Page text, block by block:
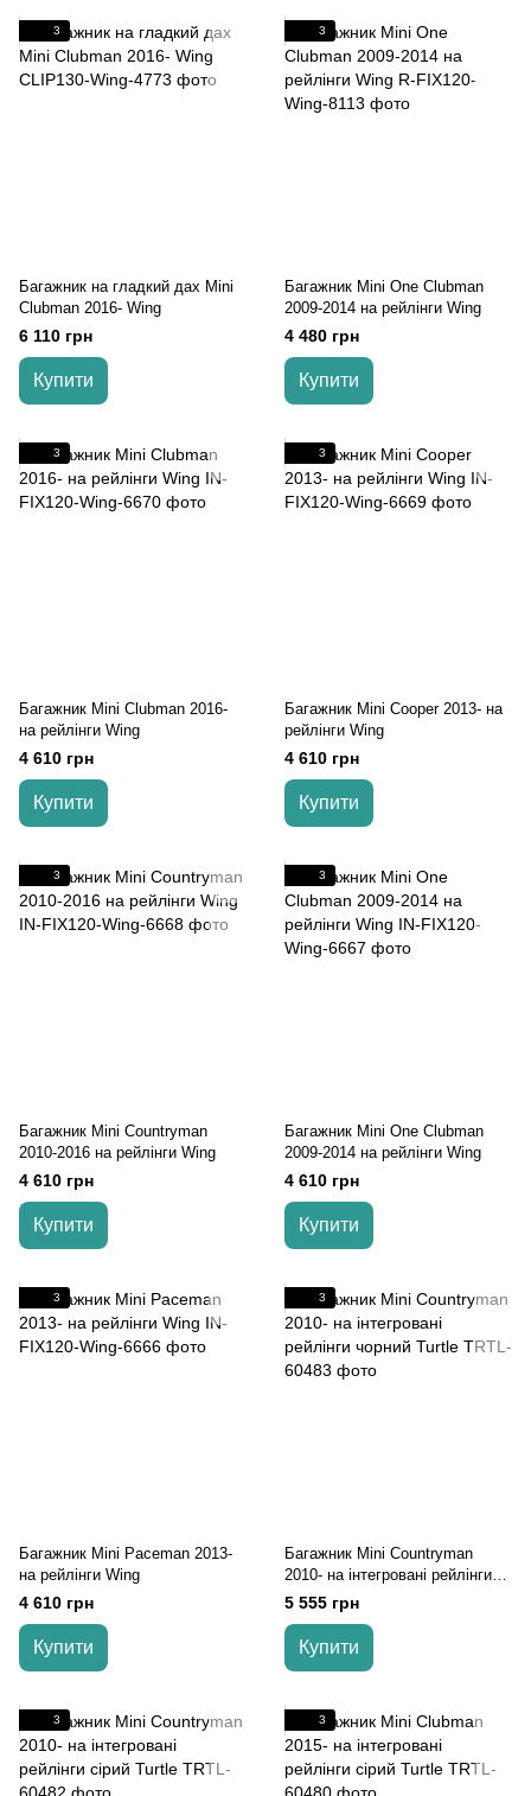
3
Багажник на гладкий дах Mini
Clubman 2016- Wing
6 110 грн
Купити
3
Багажник Mini One Clubman
2009-2014 на рейлінги Wing
4 480 грн
Купити
3
Багажник Mini Clubman 2016-
на рейлінги Wing
4 610 грн
Купити
3
Багажник Mini Cooper 2013- на
рейлінги Wing
4 610 грн
Купити
3
Багажник Mini Countryman
2010-2016 на рейлінги Wing
4 610 грн
Купити
3
Багажник Mini One Clubman
2009-2014 на рейлінги Wing
4 610 грн
Купити
3
Багажник Mini Paceman 2013-
на рейлінги Wing
4 610 грн
Купити
3
Багажник Mini Countryman
2010- на інтегровані рейлінги
чорний Turtle
5 555 грн
Купити
3 3